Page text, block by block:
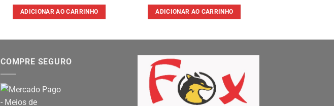
ADICIONAR AO CARRINHO ADICIONAR AO CARRINHO
COMPRE SEGURO